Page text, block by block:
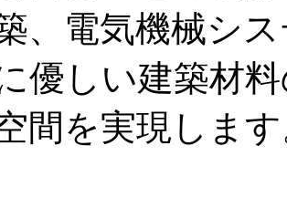
、電気機械シ
優しい建築材
間を実現しま